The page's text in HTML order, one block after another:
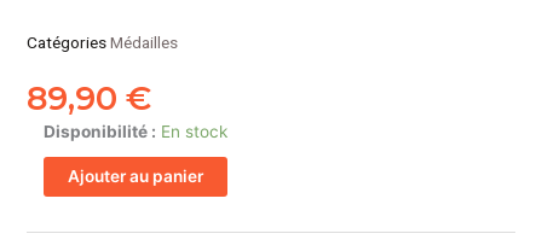
CatégoriesMédailles
89,90€
Disponibilité : En stock
quantité
de
Médaille
plaque
Ajouter au panier